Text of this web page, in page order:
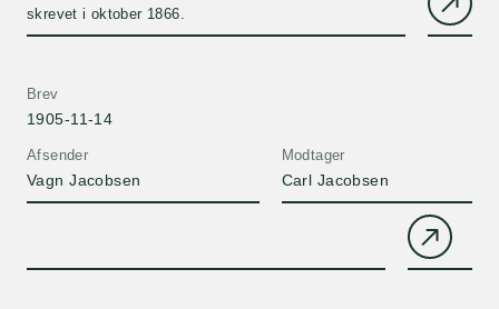
skrevet i oktober 1866.
Afsender
Vagn Jacobsen
Brev
1905-11-14
Modtager
Carl Jacobsen